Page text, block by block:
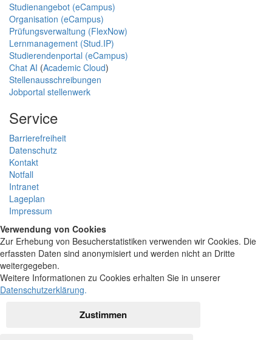
Studienangebot (eCampus)
Organisation (eCampus)
Prüfungsverwaltung (FlexNow)
Lernmanagement (Stud.IP)
Studierendenportal (eCampus)
Chat AI (Academic Cloud)
Stellenausschreibungen
Jobportal stellenwerk
Service
Barrierefreiheit
Datenschutz
Kontakt
Notfall
Intranet
Lageplan
Impressum
Verwendung von Cookies
Zur Erhebung von Besucherstatistiken verwenden wir Cookies. Die
erfassten Daten sind anonymisiert und werden nicht an Dritte
weitergegeben.
Weitere Informationen zu Cookies erhalten Sie in unserer
Datenschutzerklärung.
Zustimmen